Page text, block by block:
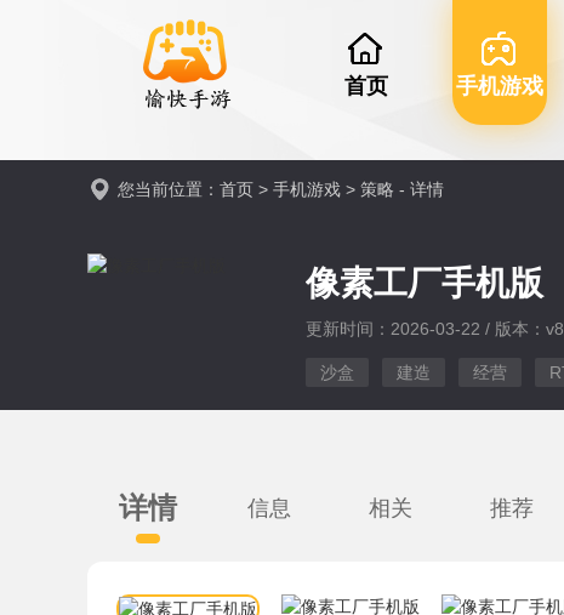
首页 手机游戏
您当前位置： 首页 > 手机游戏 > 策略 - 详情
像素工厂手机版
更新时间：2026-03-22 / 版本：
沙盒 建造 经营
详情 信息 相关 推荐